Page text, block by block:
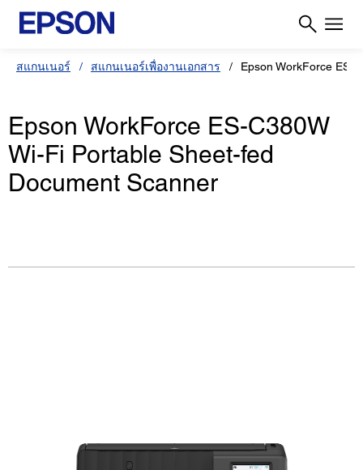
สแกนเนอร์ สแกนเนอร์เพื่องานเอกสาร Epson WorkForce ES-
Epson WorkForce ES-C380W
Wi-Fi Portable Sheet-fed
Document Scanner